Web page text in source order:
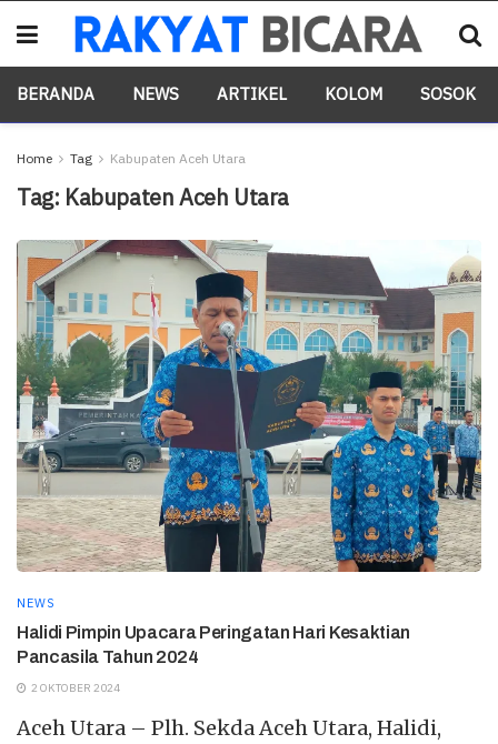
BERANDA NEWS ARTIKEL KOLOM SOSOK
Home Tag Kabupaten Aceh Utara
Tag: Kabupaten Aceh Utara
NEWS
Halidi Pimpin Upacara Peringatan Hari Kesaktian
Pancasila Tahun 2024
2 OKTOBER 2024
Aceh Utara – Plh. Sekda Aceh Utara, Halidi,